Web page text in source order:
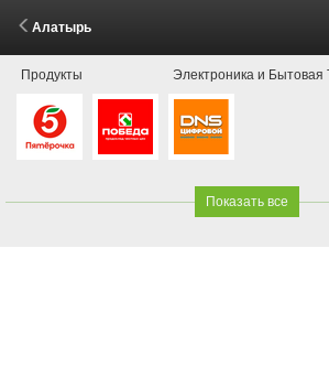
Алатырь
Продукты Электроника и Бытовая
Показать все